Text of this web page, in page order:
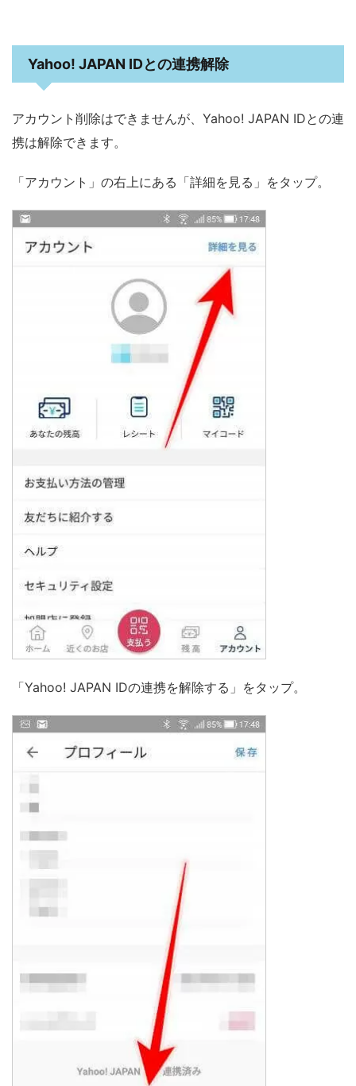
Yahoo! JAPAN IDとの連携解除
アカウント削除はできませんが、Yahoo! JAPAN IDとの連
携は解除できます。
「アカウント」の右上にある「詳細を見る」をタップ。
「Yahoo! JAPAN IDの連携を解除する」をタップ。